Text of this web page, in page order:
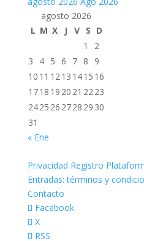
agosto 2026
L M X J V S D
1
2
3
4 5 6 7 8
9
10 11 1213 1415 16
1718 19 20 21 2223
2425 26 2728 29 30
31
« Ene
Privacidad Registro
Entradas: términos y
Contacto
Facebook
X
RSS